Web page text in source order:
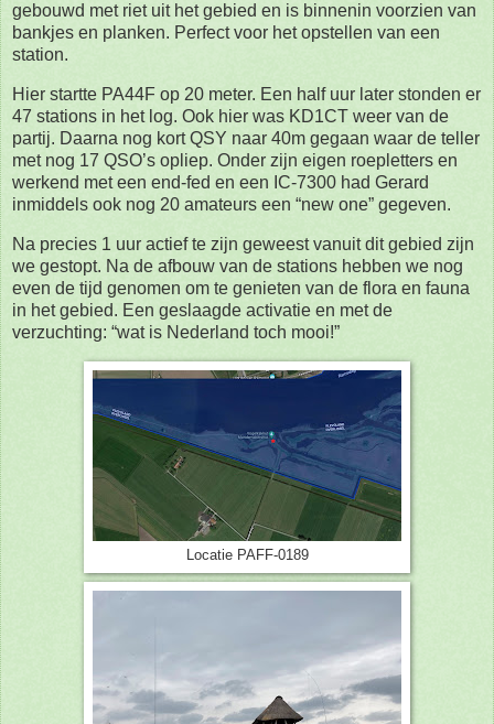
gebouwd met riet uit het gebied en is binnenin voorzien van
bankjes en planken. Perfect voor het opstellen van een
station.
Hier startte PA44F op 20 meter. Een half uur later stonden er
47 stations in het log. Ook hier was KD1CT weer van de
partij. Daarna nog kort QSY naar 40m gegaan waar de teller
met nog 17 QSO’s opliep. Onder zijn eigen roepletters en
werkend met een end-fed en een IC-7300 had Gerard
inmiddels ook nog 20 amateurs een “new one” gegeven.
Na precies 1 uur actief te zijn geweest vanuit dit gebied zijn
we gestopt. Na de afbouw van de stations hebben we nog
even de tijd genomen om te genieten van de flora en fauna
in het gebied. Een geslaagde activatie en met de
verzuchting: “wat is Nederland toch mooi!”
Locatie PAFF-0189